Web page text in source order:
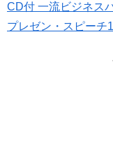
CD付 一流ビジネス
プレゼン・スピーチ